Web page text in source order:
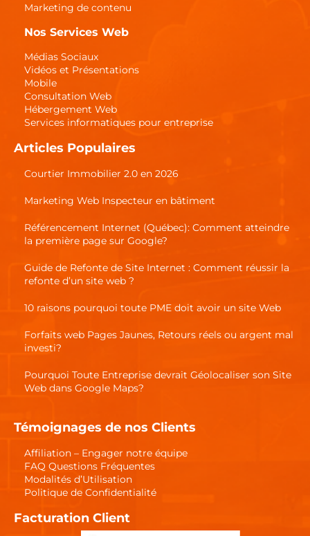
Marketing de contenu
Nos Services Web
Médias Sociaux
Vidéos et Présentations
Mobile
Consultation Web
Hébergement Web
Services informatiques pour entreprise
Articles Populaires
Courtier Immobilier 2.0 en 2026
Marketing Web Inspecteur en bâtiment
Référencement Internet (Québec): Comment atteindre
la première page sur Google?
Guide de Refonte de Site Internet : Comment réussir la
refonte d’un site web ?
10 raisons pourquoi toute PME doit avoir un site Web
Forfaits web Pages Jaunes, Retours réels ou argent mal
investi?
Pourquoi Toute Entreprise devrait Géolocaliser son Site
Web dans Google Maps?
Témoignages de nos Clients
Affiliation – Engager notre équipe
FAQ Questions Fréquentes
Modalités d’Utilisation
Politique de Confidentialité
Facturation Client